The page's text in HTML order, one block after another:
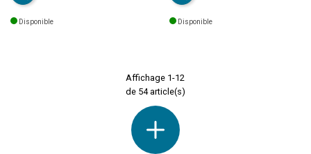
Acier et fibres de bois MDF.
Disponible
fibres de bois MDF. Marque :
Disponible
Affichage 1-12
de 54 article(s)